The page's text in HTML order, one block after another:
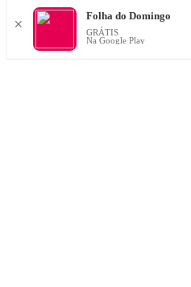
✕
Folha do Domingo
GRÁTIS
Na Google Play